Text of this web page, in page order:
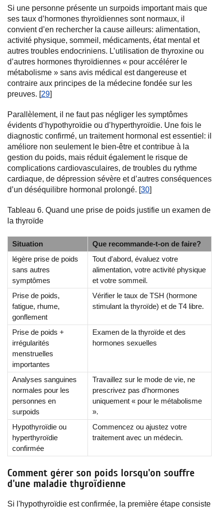
Si une personne présente un surpoids important mais que
ses taux d’hormones thyroïdiennes sont normaux, il
convient d’en rechercher la cause ailleurs: alimentation,
activité physique, sommeil, médicaments, état mental et
autres troubles endocriniens. L’utilisation de thyroxine ou
d’autres hormones thyroïdiennes « pour accélérer le
métabolisme » sans avis médical est dangereuse et
contraire aux principes de la médecine fondée sur les
preuves. [29]
Parallèlement, il ne faut pas négliger les symptômes
évidents d’hypothyroïdie ou d’hyperthyroïdie. Une fois le
diagnostic confirmé, un traitement hormonal est essentiel: il
améliore non seulement le bien-être et contribue à la
gestion du poids, mais réduit également le risque de
complications cardiovasculaires, de troubles du rythme
cardiaque, de dépression sévère et d’autres conséquences
d’un déséquilibre hormonal prolongé. [30]
Tableau 6. Quand une prise de poids justifie un examen de
la thyroïde
Situation
Que recommande-t-on de faire?
légère prise de poids
sans autres
symptômes
Tout d'abord, évaluez votre
alimentation, votre activité physique
et votre sommeil.
Prise de poids,
fatigue, rhume,
gonflement
Vérifier le taux de TSH (hormone
stimulant la thyroïde) et de T4 libre.
Prise de poids +
irrégularités
menstruelles
importantes
Examen de la thyroïde et des
hormones sexuelles
Analyses sanguines
normales pour les
personnes en
surpoids
Travaillez sur le mode de vie, ne
prescrivez pas d'hormones
uniquement « pour le métabolisme
».
Hypothyroïdie ou
hyperthyroïdie
confirmée
Commencez ou ajustez votre
traitement avec un médecin.
Comment gérer son poids lorsqu'on souffre
d'une maladie thyroïdienne
Si l'hypothyroïdie est confirmée, la première étape consiste